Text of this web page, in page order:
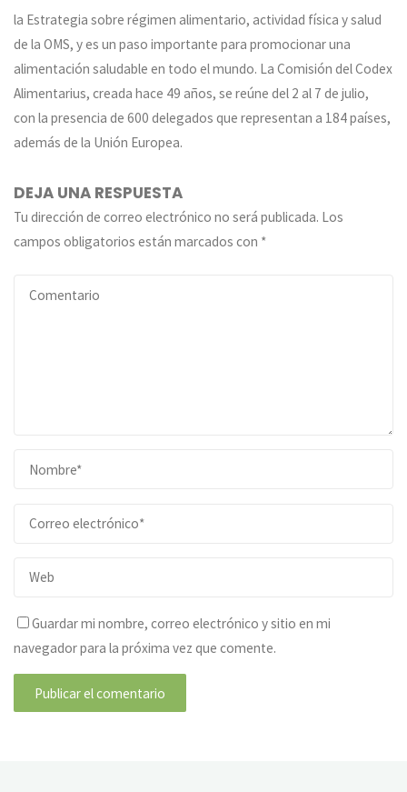
la Estrategia sobre régimen alimentario, actividad física y salud
de la OMS, y es un paso importante para promocionar una
alimentación saludable en todo el mundo. La Comisión del Codex
Alimentarius, creada hace 49 años, se reúne del 2 al 7 de julio,
con la presencia de 600 delegados que representan a 184 países,
además de la Unión Europea.
DEJA UNA RESPUESTA
Tu dirección de correo electrónico no será publicada. Los
campos obligatorios están marcados con *
Guardar mi nombre, correo electrónico y sitio en mi
navegador para la próxima vez que comente.